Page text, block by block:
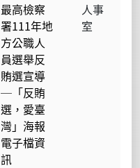
最高檢察
署111年地
方公職人
員選舉反
賄選宣導
─「反賄
選，愛臺
灣」海報
電子檔資
訊
人事
室